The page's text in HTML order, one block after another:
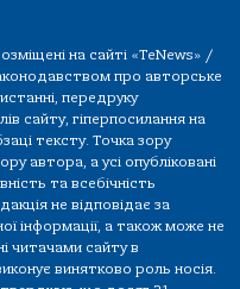
на сайті «TeNews» /
про авторське
передруку
сайту, гіперпосилання на
тексту. Точка зору
автора, а усі опубліковані
та всебічність
не відповідає за
інформації, а також може не
читачами сайту в
винятково роль носія.